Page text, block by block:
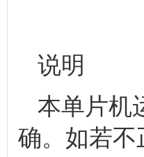
说明
本单片机
确。如若不